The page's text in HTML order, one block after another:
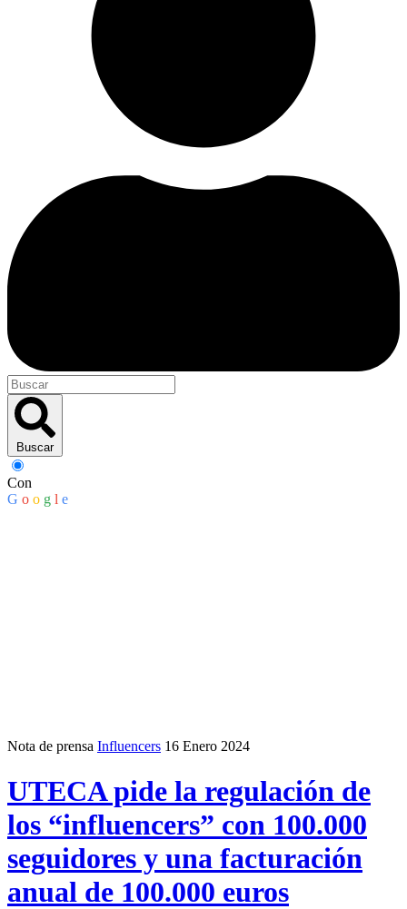
Buscar
Con
G o o g l e
Nota de prensa Influencers 16 Enero 2024
UTECA pide la regulación de
los “influencers” con 100.000
seguidores y una facturación
anual de 100.000 euros